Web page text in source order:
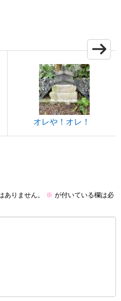
オレや！オレ！
ありません。 ※ が付いている欄は必